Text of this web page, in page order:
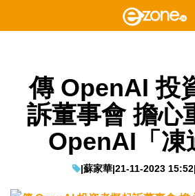
傳 OpenAI 投
訴董事會 擔心
OpenAI「凍
|蘇家華|21-11-2023 15:52|